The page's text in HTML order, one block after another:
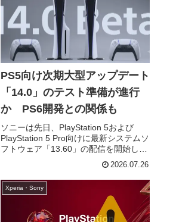
PS5向け次期大型アップデート
「14.0」のテスト準備が進行
か PS6開発との関係も
ソニーは先日、PlayStation 5および
PlayStation 5 Pro向けに最新システムソ
フトウェア「13.60」の配信を開始しま
した。今回の更新は安定性の向上や細
かな使い勝手の改善が中心となってい
ますが、その一方で、次期大型アッ...
2026.07.26
Xperia・Sony